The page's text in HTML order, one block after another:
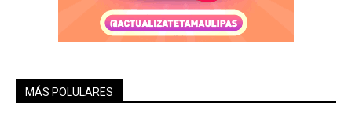
MÁS POLULARES